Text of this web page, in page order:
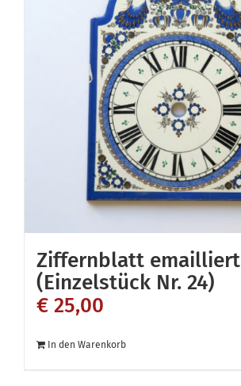
Ziffernblatt emailliert
(Einzelstück Nr. 24)
€ 25,00
In den Warenkorb